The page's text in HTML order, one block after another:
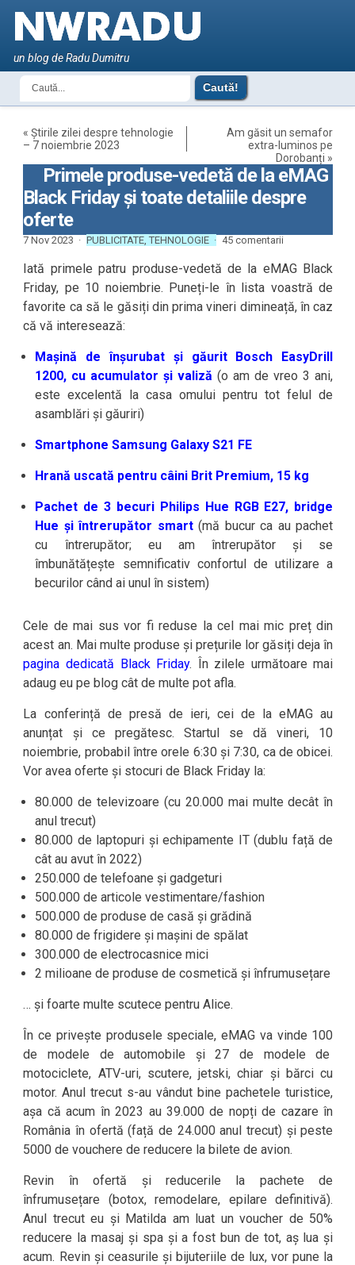
un blog de Radu Dumitru
«Știrile zilei despre tehnologie
– 7 noiembrie 2023
Am găsit un semafor
extra-luminos pe
Dorobanți »
Primele produse-vedetă de la eMAG
Black Friday și toate detaliile despre
oferte
7 Nov 2023 · PUBLICITATE,TEHNOLOGIE · 45 comentarii
Iată primele patru produse-vedetă de la eMAG Black
Friday, pe 10 noiembrie. Puneți-le în lista voastră de
favorite ca să le găsiți din prima vineri dimineață, în caz
că vă interesează:
Mașină de înșurubat și găurit Bosch EasyDrill
1200, cu acumulator și valiză (o am de vreo 3 ani,
este excelentă la casa omului pentru tot felul de
asamblări și găuriri)
Smartphone Samsung Galaxy S21 FE
Hrană uscată pentru câini Brit Premium, 15 kg
Pachet de 3 becuri Philips Hue RGB E27, bridge
Hue și întrerupător smart(mă bucur ca au pachet
cu întrerupător; eu am întrerupător și se
îmbunătățește semnificativ confortul de utilizare a
becurilor când ai unul în sistem)
Cele de mai sus vor fi reduse la cel mai mic preț din
acest an. Mai multe produse și prețurile lor găsiți deja în
pagina dedicată Black Friday. În zilele următoare mai
adaug eu pe blog cât de multe pot afla.
La conferință de presă de ieri, cei de la eMAG au
anunțat și ce pregătesc. Startul se dă vineri, 10
noiembrie, probabil între orele 6:30 și 7:30, ca de obicei.
Vor avea oferte și stocuri de Black Friday la:
80.000 de televizoare (cu 20.000 mai multe decât în
anul trecut)
80.000 de laptopuri și echipamente IT (dublu față de
cât au avut în 2022)
250.000 de telefoane și gadgeturi
500.000 de articole vestimentare/fashion
500.000 de produse de casă și grădină
80.000 de frigidere și mașini de spălat
300.000 de electrocasnice mici
2 milioane de produse de cosmetică și înfrumusețare
… și foarte multe scutece pentru Alice.
În ce privește produsele speciale, eMAG va vinde 100
de modele de automobile și 27 de modele de
motociclete, ATV-uri, scutere, jetski, chiar și bărci cu
motor. Anul trecut s-au vândut bine pachetele turistice,
așa că acum în 2023 au 39.000 de nopți de cazare în
România în ofertă (față de 24.000 anul trecut) și peste
5000 de vouchere de reducere la bilete de avion.
Revin în ofertă și reducerile la pachete de
înfrumusețare (botox, remodelare, epilare definitivă).
Anul trecut eu și Matilda am luat un voucher de 50%
reducere la masaj și spa și a fost bun de tot, aș lua și
acum. Revin și ceasurile și bijuteriile de lux, vor pune la